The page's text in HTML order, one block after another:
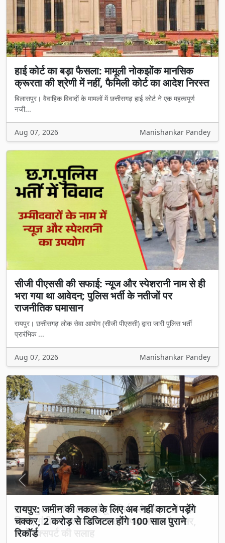
हाई कोर्ट का बड़ा फैसला: मामूली नोकझोंक मानसिक
क्रूरता की श्रेणी में नहीं, फैमिली कोर्ट का आदेश निरस्त
बिलासपुर। वैवाहिक विवादों के मामलों में छत्तीसगढ़ हाई कोर्ट ने एक महत्वपूर्ण
नजी...
Aug 07, 2026 Manishankar Pandey
सीजी पीएससी की सफाई: न्यूज और स्पेशरानी नाम से ही
भरा गया था आवेदन; पुलिस भर्ती के नतीजों पर
राजनीतिक घमासान
रायपुर। छत्तीसगढ़ लोक सेवा आयोग (सीजी पीएससी) द्वारा जारी पुलिस भर्ती
प्रारंभिक ...
Aug 07, 2026 Manishankar Pandey
रायपुर: जमीन की नकल के लिए अब नहीं काटने पड़ेंगे
चक्कर, 2 करोड़ से डिजिटल होंगे 100 साल पुराने
रिकॉर्ड
Previous Next